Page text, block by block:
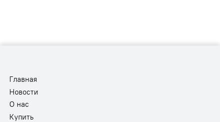
Главная
Новости
О нас
Купить